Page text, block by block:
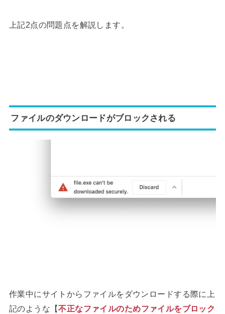
上記2点の問題点を解説します。
ファイルのダウンロードがブロックされる
作業中にサイトからファイルをダウンロードする際に上
記のような【不正なファイルのためファイルをブロック